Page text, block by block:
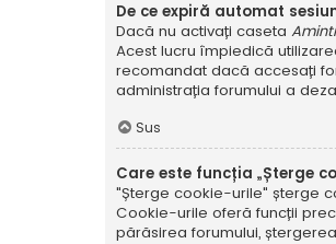
De ce expiră automat
Dacă nu activați caseta
Acest lucru împiedică
recomandat dacă accesați
administrația forumului a
Sus
Care este funcția „Șterge
"Șterge cookie-urile" șterge
Cookie-urile oferă funcții
părăsirea forumului,